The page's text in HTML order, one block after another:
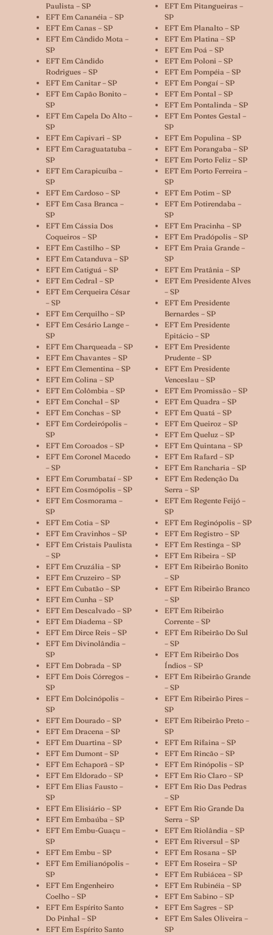
Paulista – SP
EFT Em Cananéia – SP
EFT Em Canas – SP
EFT Em Cândido Mota –
SP
EFT Em Cândido
Rodrigues – SP
EFT Em Canitar – SP
EFT Em Capão Bonito –
SP
EFT Em Capela Do Alto –
SP
EFT Em Capivari – SP
EFT Em Caraguatatuba –
SP
EFT Em Carapicuíba –
SP
EFT Em Cardoso – SP
EFT Em Casa Branca –
SP
EFT Em Cássia Dos
Coqueiros – SP
EFT Em Castilho – SP
EFT Em Catanduva – SP
EFT Em Catiguá – SP
EFT Em Cedral – SP
EFT Em Cerqueira César
– SP
EFT Em Cerquilho – SP
EFT Em Cesário Lange –
SP
EFT Em Charqueada – SP
EFT Em Chavantes – SP
EFT Em Clementina – SP
EFT Em Colina – SP
EFT Em Colômbia – SP
EFT Em Conchal – SP
EFT Em Conchas – SP
EFT Em Cordeirópolis –
SP
EFT Em Coroados – SP
EFT Em Coronel Macedo
– SP
EFT Em Corumbataí – SP
EFT Em Cosmópolis – SP
EFT Em Cosmorama –
SP
EFT Em Cotia – SP
EFT Em Cravinhos – SP
EFT Em Cristais Paulista
– SP
EFT Em Cruzália – SP
EFT Em Cruzeiro – SP
EFT Em Cubatão – SP
EFT Em Cunha – SP
EFT Em Descalvado – SP
EFT Em Diadema – SP
EFT Em Dirce Reis – SP
EFT Em Divinolândia –
SP
EFT Em Dobrada – SP
EFT Em Dois Córregos –
SP
EFT Em Dolcinópolis –
SP
EFT Em Dourado – SP
EFT Em Dracena – SP
EFT Em Duartina – SP
EFT Em Dumont – SP
EFT Em Echaporã – SP
EFT Em Eldorado – SP
EFT Em Elias Fausto –
SP
EFT Em Elisiário – SP
EFT Em Embaúba – SP
EFT Em Embu-Guaçu –
SP
EFT Em Embu – SP
EFT Em Emilianópolis –
SP
EFT Em Engenheiro
Coelho – SP
EFT Em Espírito Santo
Do Pinhal – SP
EFT Em Espírito Santo
EFT Em Pitangueiras –
SP
EFT Em Planalto – SP
EFT Em Platina – SP
EFT Em Poá – SP
EFT Em Poloni – SP
EFT Em Pompéia – SP
EFT Em Pongaí – SP
EFT Em Pontal – SP
EFT Em Pontalinda – SP
EFT Em Pontes Gestal –
SP
EFT Em Populina – SP
EFT Em Porangaba – SP
EFT Em Porto Feliz – SP
EFT Em Porto Ferreira –
SP
EFT Em Potim – SP
EFT Em Potirendaba –
SP
EFT Em Pracinha – SP
EFT Em Pradópolis – SP
EFT Em Praia Grande –
SP
EFT Em Pratânia – SP
EFT Em Presidente Alves
– SP
EFT Em Presidente
Bernardes – SP
EFT Em Presidente
Epitácio – SP
EFT Em Presidente
Prudente – SP
EFT Em Presidente
Venceslau – SP
EFT Em Promissão – SP
EFT Em Quadra – SP
EFT Em Quatá – SP
EFT Em Queiroz – SP
EFT Em Queluz – SP
EFT Em Quintana – SP
EFT Em Rafard – SP
EFT Em Rancharia – SP
EFT Em Redenção Da
Serra – SP
EFT Em Regente Feijó –
SP
EFT Em Reginópolis – SP
EFT Em Registro – SP
EFT Em Restinga – SP
EFT Em Ribeira – SP
EFT Em Ribeirão Bonito
– SP
EFT Em Ribeirão Branco
– SP
EFT Em Ribeirão
Corrente – SP
EFT Em Ribeirão Do Sul
– SP
EFT Em Ribeirão Dos
Índios – SP
EFT Em Ribeirão Grande
– SP
EFT Em Ribeirão Pires –
SP
EFT Em Ribeirão Preto –
SP
EFT Em Rifaina – SP
EFT Em Rincão – SP
EFT Em Rinópolis – SP
EFT Em Rio Claro – SP
EFT Em Rio Das Pedras
– SP
EFT Em Rio Grande Da
Serra – SP
EFT Em Riolândia – SP
EFT Em Riversul – SP
EFT Em Rosana – SP
EFT Em Roseira – SP
EFT Em Rubiácea – SP
EFT Em Rubinéia – SP
EFT Em Sabino – SP
EFT Em Sagres – SP
EFT Em Sales Oliveira –
SP